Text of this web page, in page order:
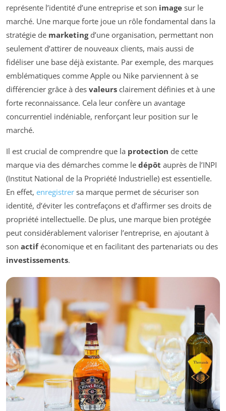
représente l’identité d’une entreprise et son image sur le
marché. Une marque forte joue un rôle fondamental dans la
stratégie de marketingd’une organisation, permettant non
seulement d’attirer de nouveaux clients, mais aussi de
fidéliser une base déjà existante. Par exemple, des marques
emblématiques comme Apple ou Nike parviennent à se
différencier grâce à des valeurs clairement définies et à une
forte reconnaissance. Cela leur confère un avantage
concurrentiel indéniable, renforçant leur position sur le
marché.
Il est crucial de comprendre que la protection de cette
marque via des démarches comme le dépôt auprès de l’INPI
(Institut National de la Propriété Industrielle) est essentielle.
En effet, enregistrer sa marque permet de sécuriser son
identité, d’éviter les contrefaçons et d’affirmer ses droits de
propriété intellectuelle. De plus, une marque bien protégée
peut considérablement valoriser l’entreprise, en ajoutant à
son actiféconomique et en facilitant des partenariats ou des
investissements.